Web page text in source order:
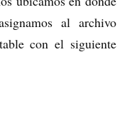
al archivo
con el siguiente